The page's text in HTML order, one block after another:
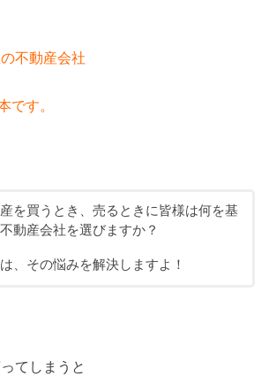
不動産会社
です。
を買うとき、売るときに皆様は何を基
動産会社を選びますか？
、その悩みを解決しますよ！
てしまうと